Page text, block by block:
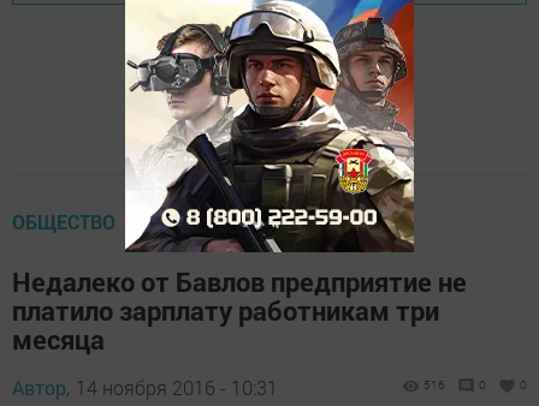
ОБЩЕСТВО
Недалеко от Бавлов предприятие не
платило зарплату работникам три
месяца
Автор, 14 ноября 2016 - 10:31 516 0 0